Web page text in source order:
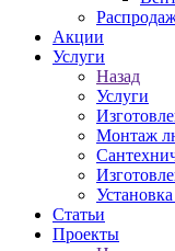
Акции
Услуги
Назад
Услуги
Монтаж
Статьи
Проекты